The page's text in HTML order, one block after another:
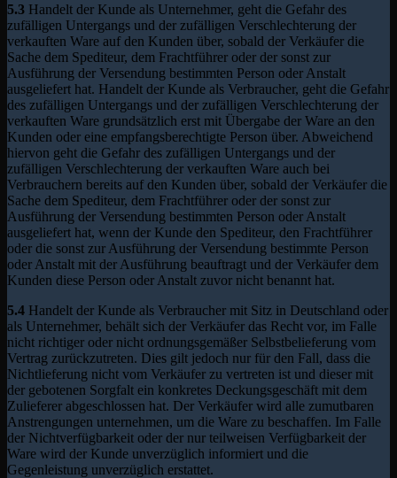
5.3 Handelt der Kunde als Unternehmer, geht die Gefahr des
zufälligen Untergangs und der zufälligen Verschlechterung der
verkauften Ware auf den Kunden über, sobald der Verkäufer die
Sache dem Spediteur, dem Frachtführer oder der sonst zur
Ausführung der Versendung bestimmten Person oder Anstalt
ausgeliefert hat. Handelt der Kunde als Verbraucher, geht die Gefahr
des zufälligen Untergangs und der zufälligen Verschlechterung der
verkauften Ware grundsätzlich erst mit Übergabe der Ware an den
Kunden oder eine empfangsberechtigte Person über. Abweichend
hiervon geht die Gefahr des zufälligen Untergangs und der
zufälligen Verschlechterung der verkauften Ware auch bei
Verbrauchern bereits auf den Kunden über, sobald der Verkäufer die
Sache dem Spediteur, dem Frachtführer oder der sonst zur
Ausführung der Versendung bestimmten Person oder Anstalt
ausgeliefert hat, wenn der Kunde den Spediteur, den Frachtführer
oder die sonst zur Ausführung der Versendung bestimmte Person
oder Anstalt mit der Ausführung beauftragt und der Verkäufer dem
Kunden diese Person oder Anstalt zuvor nicht benannt hat.
5.4 Handelt der Kunde als Verbraucher mit Sitz in Deutschland oder
als Unternehmer, behält sich der Verkäufer das Recht vor, im Falle
nicht richtiger oder nicht ordnungsgemäßer Selbstbelieferung vom
Vertrag zurückzutreten. Dies gilt jedoch nur für den Fall, dass die
Nichtlieferung nicht vom Verkäufer zu vertreten ist und dieser mit
der gebotenen Sorgfalt ein konkretes Deckungsgeschäft mit dem
Zulieferer abgeschlossen hat. Der Verkäufer wird alle zumutbaren
Anstrengungen unternehmen, um die Ware zu beschaffen. Im Falle
der Nichtverfügbarkeit oder der nur teilweisen Verfügbarkeit der
Ware wird der Kunde unverzüglich informiert und die
Gegenleistung unverzüglich erstattet.